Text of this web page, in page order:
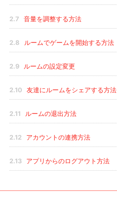
2.7 音量を調整する方法
2.8 ルームでゲームを開始する方法
2.9 ルームの設定変更
2.10 友達にルームをシェアする方法
2.11 ルームの退出方法
2.12 アカウントの連携方法
2.13 アプリからのログアウト方法